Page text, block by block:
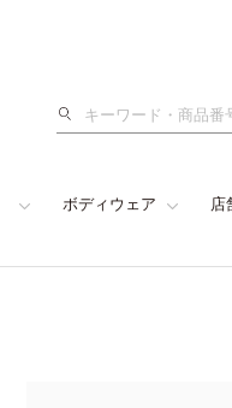
検
ボディウェア 店